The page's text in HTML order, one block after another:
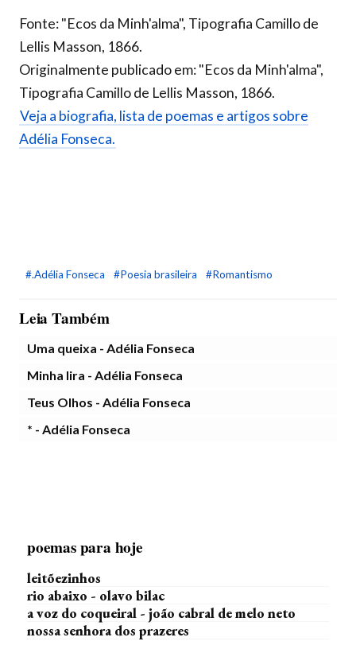
Fonte: "Ecos da Minh'alma", Tipografia Camillo de
Lellis Masson, 1866.
Originalmente publicado em: "Ecos da Minh'alma",
Tipografia Camillo de Lellis Masson, 1866.
Veja a biografia, lista de poemas e artigos sobre
Adélia Fonseca.
#.Adélia Fonseca #Poesia brasileira #Romantismo
Leia Também
Uma queixa - Adélia Fonseca
Minha lira - Adélia Fonseca
Teus Olhos - Adélia Fonseca
* - Adélia Fonseca
poemas para hoje
leitõezinhos
rio abaixo - olavo bilac
a voz do coqueiral - joão cabral de melo neto
nossa senhora dos prazeres